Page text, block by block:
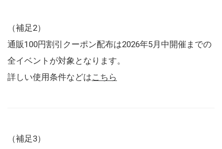
（補足2）
通販100円割引クーポン配布は2026年5月中開催までの
全イベントが対象となります。
詳しい使用条件などはこちら
（補足3）